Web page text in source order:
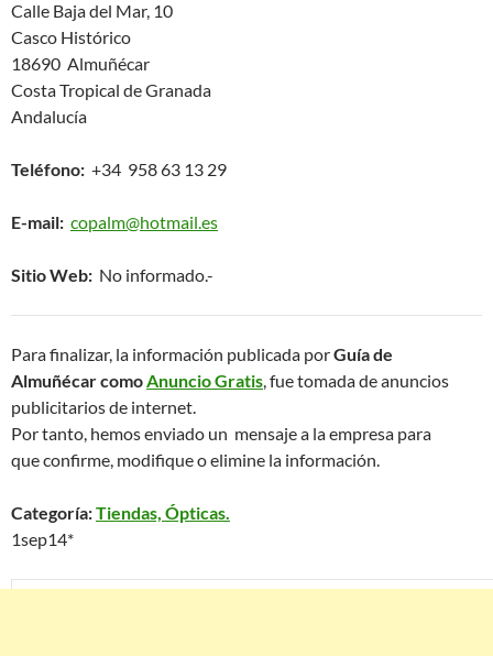
Calle Baja del Mar, 10
Casco Histórico
18690 Almuñécar
Costa Tropical de Granada
Andalucía
Teléfono: +34 958 63 13 29
E-mail: copalm@hotmail.es
Sitio Web: No informado.-
Para finalizar, la información publicada porGuía de
Almuñécar como Anuncio Gratis , fue tomada de anuncios
publicitarios de internet.
Por tanto, hemos enviado un mensaje a la empresa para
que confirme, modifique o elimine la información.
Categoría:Tiendas, Ópticas.
1sep14*